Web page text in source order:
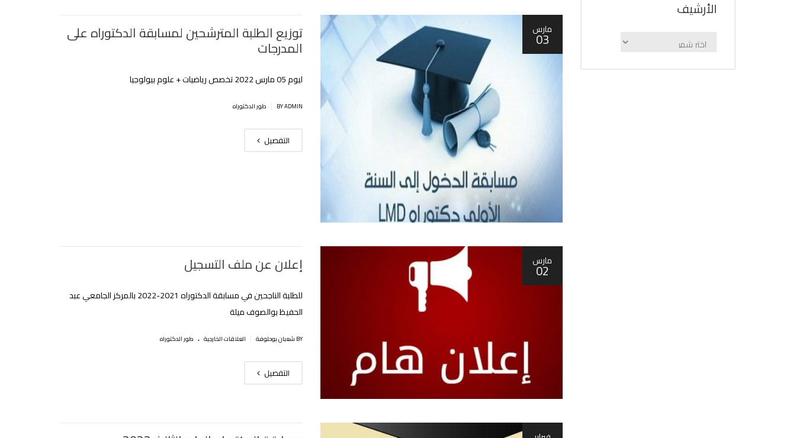
مارس
03 توزيع الطلبة المترشحين لمسابقة الدكتوراه على
المدرجات
ليوم 05 مارس 2022 تخصص رياضيات + علوم بيولوجيا
BY ADMIN طور الدكتوراه
التفصيل
مارس
02 إعلان عن ملف التسجيل
للطلبة الناجحين في مسابقة الدكتوراه 2021-2022 بالمركز الجامعي عبد
الحفيظ بوالصوف ميلة
BY شعبان بوحلوفة العلاقات الخارجية . طور الدكتوراه
التفصيل
اﻷرشيف
اﻷرشيف